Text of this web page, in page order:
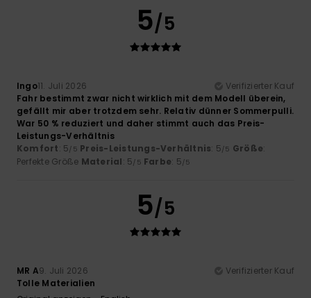
5/5
Ingo11. Juli 2026
Verifizierter Kauf
Fahr bestimmt zwar nicht wirklich mit dem Modell überein,
gefällt mir aber trotzdem sehr. Relativ dünner Sommerpulli.
War 50 % reduziert und daher stimmt auch das Preis-
Leistungs-Verhältnis
Komfort: 5/5 Preis-Leistungs-Verhältnis: 5/5 Größe:
Perfekte Größe Material: 5/5 Farbe: 5/5
5/5
MR A9. Juli 2026
Verifizierter Kauf
Tolle Materialien